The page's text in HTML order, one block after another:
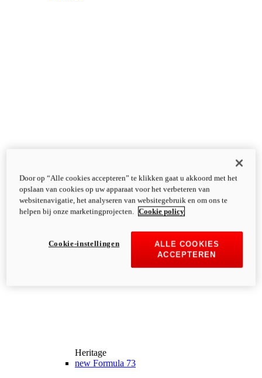
Heritage
new Formula 73
Door op “Alle cookies accepteren” te klikken gaat u akkoord met het
opslaan van cookies op uw apparaat voor het verbeteren van
websitenavigatie, het analyseren van websitegebruik en om ons te
helpen bij onze marketingprojecten.
Cookie policy
ALLE COOKIES
ACCEPTEREN
Cookie-instellingen